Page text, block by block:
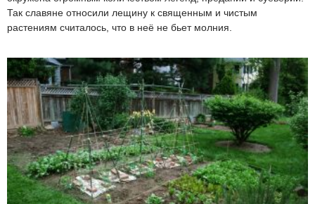
Так славяне относили лещину к священным и чистым
растениям считалось, что в неё не бьет молния.